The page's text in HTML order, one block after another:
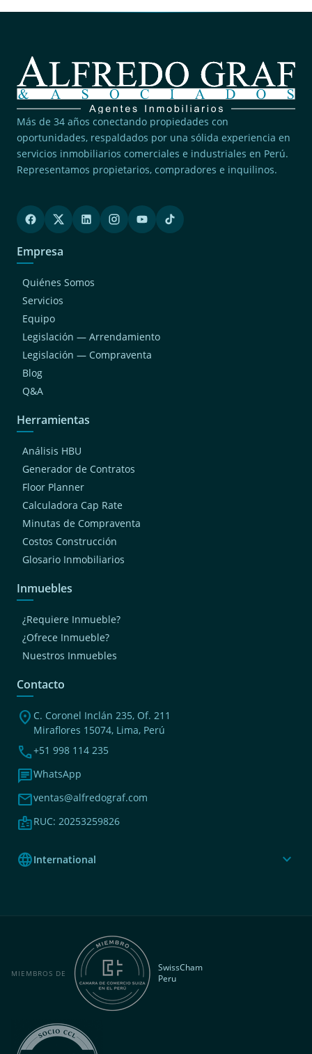
Más de 34 años conectando propiedades con
oportunidades, respaldados por una sólida experiencia en
servicios inmobiliarios comerciales e industriales en Perú.
Representamos propietarios, compradores e inquilinos.
Empresa
Quiénes Somos
Servicios
Equipo
Legislación — Arrendamiento
Legislación — Compraventa
Blog
Q&A
Herramientas
Análisis HBU
Generador de Contratos
Floor Planner
Calculadora Cap Rate
Minutas de Compraventa
Costos Construcción
Glosario Inmobiliarios
Inmuebles
¿Requiere Inmueble?
¿Ofrece Inmueble?
Nuestros Inmuebles
Contacto
location_on C. Coronel Inclán 235, Of. 211
Miraflores 15074, Lima, Perú
phone+51 998 114 235
chatWhatsApp
mailventas@alfredograf.com
badgeRUC: 20253259826
languageInternational expand_more
MIEMBROS DE
SwissCham
Peru